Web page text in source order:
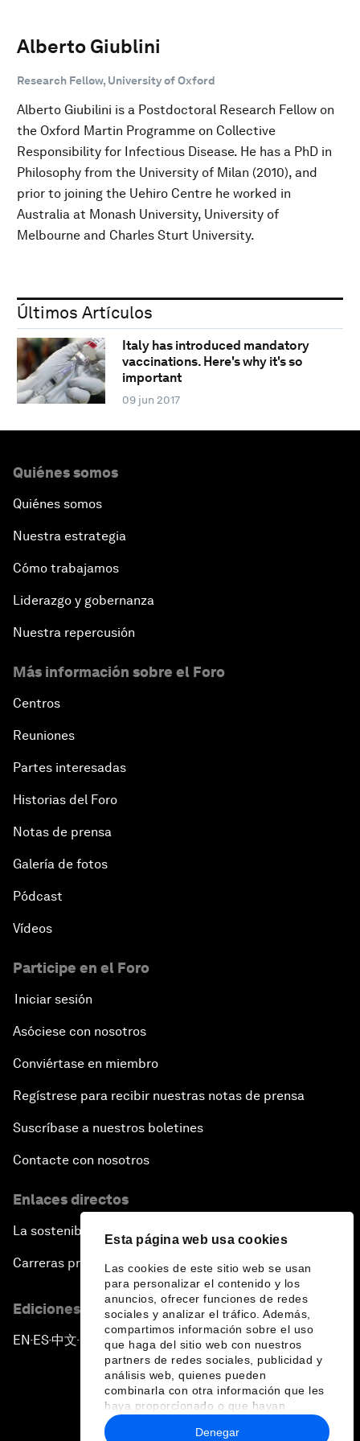
Esta página web usa cookies
Las cookies de este sitio web se usan
para personalizar el contenido y los
anuncios, ofrecer funciones de redes
sociales y analizar el tráfico. Además,
compartimos información sobre el uso
que haga del sitio web con nuestros
partners de redes sociales, publicidad y
análisis web, quienes pueden
combinarla con otra información que les
haya proporcionado o que hayan
recopilado a partir del uso que haya
hecho de sus servicios.
Denegar
Alberto Giublini
Research Fellow, University of Oxford
Alberto Giubilini is a Postdoctoral Research Fellow on
the Oxford Martin Programme on Collective
Responsibility for Infectious Disease. He has a PhD in
Philosophy from the University of Milan (2010), and
prior to joining the Uehiro Centre he worked in
Australia at Monash University, University of
Melbourne and Charles Sturt University.
Últimos Artículos
Italy has introduced mandatory
vaccinations. Here's why it's so
important
09 jun 2017
Quiénes somos
Quiénes somos
Nuestra estrategia
Cómo trabajamos
Liderazgo y gobernanza
Nuestra repercusión
Más información sobre el Foro
Centros
Reuniones
Partes interesadas
Historias del Foro
Notas de prensa
Galería de fotos
Pódcast
Vídeos
Participe en el Foro
Iniciar sesión
Asóciese con nosotros
Conviértase en miembro
Regístrese para recibir nuestras notas de prensa
Suscríbase a nuestros boletines
Contacte con nosotros
Enlaces directos
La sostenibilidad en el Foro
Carreras profesionales
Ediciones en otros idiomas
EN ▪ ES▪中文▪ 日本語